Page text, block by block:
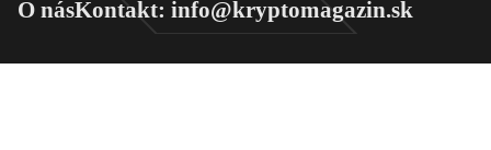
O násKontakt: info@kryptomagazin.sk